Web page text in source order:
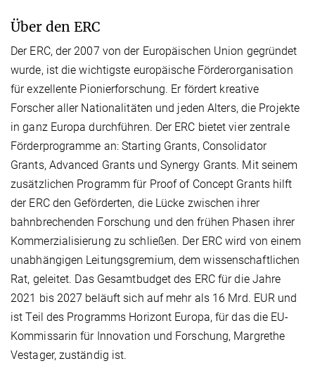
Über den ERC
Der ERC, der 2007 von der Europäischen Union gegründet
wurde, ist die wichtigste europäische Förderorganisation
für exzellente Pionierforschung. Er fördert kreative
Forscher aller Nationalitäten und jeden Alters, die Projekte
in ganz Europa durchführen. Der ERC bietet vier zentrale
Förderprogramme an: Starting Grants, Consolidator
Grants, Advanced Grants und Synergy Grants. Mit seinem
zusätzlichen Programm für Proof of Concept Grants hilft
der ERC den Geförderten, die Lücke zwischen ihrer
bahnbrechenden Forschung und den frühen Phasen ihrer
Kommerzialisierung zu schließen. Der ERC wird von einem
unabhängigen Leitungsgremium, dem wissenschaftlichen
Rat, geleitet. Das Gesamtbudget des ERC für die Jahre
2021 bis 2027 beläuft sich auf mehr als 16 Mrd. EUR und
ist Teil des Programms Horizont Europa, für das die EU-
Kommissarin für Innovation und Forschung, Margrethe
Vestager, zuständig ist.